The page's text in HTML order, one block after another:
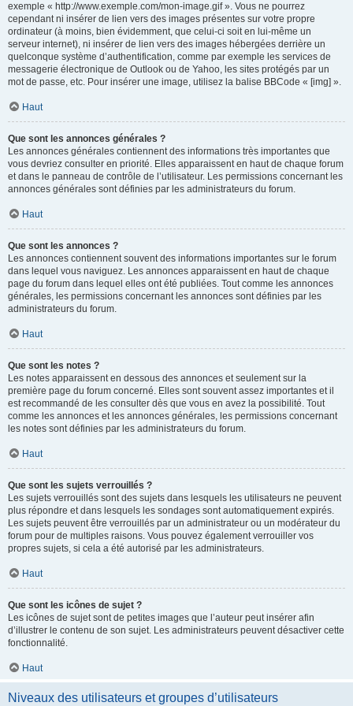
exemple « http://www.exemple.com/mon-image.gif ». Vous ne pourrez
cependant ni insérer de lien vers des images présentes sur votre propre
ordinateur (à moins, bien évidemment, que celui-ci soit en lui-même un
serveur internet), ni insérer de lien vers des images hébergées derrière un
quelconque système d’authentification, comme par exemple les services de
messagerie électronique de Outlook ou de Yahoo, les sites protégés par un
mot de passe, etc. Pour insérer une image, utilisez la balise BBCode « [img] ».
Haut
Que sont les annonces générales ?
Les annonces générales contiennent des informations très importantes que
vous devriez consulter en priorité. Elles apparaissent en haut de chaque forum
et dans le panneau de contrôle de l’utilisateur. Les permissions concernant les
annonces générales sont définies par les administrateurs du forum.
Haut
Que sont les annonces ?
Les annonces contiennent souvent des informations importantes sur le forum
dans lequel vous naviguez. Les annonces apparaissent en haut de chaque
page du forum dans lequel elles ont été publiées. Tout comme les annonces
générales, les permissions concernant les annonces sont définies par les
administrateurs du forum.
Haut
Que sont les notes ?
Les notes apparaissent en dessous des annonces et seulement sur la
première page du forum concerné. Elles sont souvent assez importantes et il
est recommandé de les consulter dès que vous en avez la possibilité. Tout
comme les annonces et les annonces générales, les permissions concernant
les notes sont définies par les administrateurs du forum.
Haut
Que sont les sujets verrouillés ?
Les sujets verrouillés sont des sujets dans lesquels les utilisateurs ne peuvent
plus répondre et dans lesquels les sondages sont automatiquement expirés.
Les sujets peuvent être verrouillés par un administrateur ou un modérateur du
forum pour de multiples raisons. Vous pouvez également verrouiller vos
propres sujets, si cela a été autorisé par les administrateurs.
Haut
Que sont les icônes de sujet ?
Les icônes de sujet sont de petites images que l’auteur peut insérer afin
d’illustrer le contenu de son sujet. Les administrateurs peuvent désactiver cette
fonctionnalité.
Haut
Niveaux des utilisateurs et groupes d’utilisateurs